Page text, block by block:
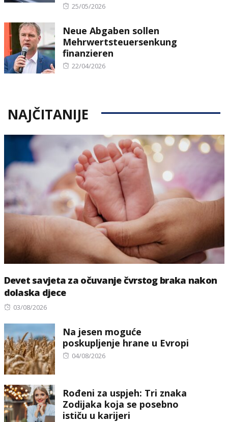
Posted
25/05/2026
Neue Abgaben sollen
Mehrwertsteuersenkung
finanzieren
Posted
22/04/2026
NAJČITANIJE
Devet savjeta za očuvanje čvrstog braka nakon
dolaska djece
Posted
03/08/2026
Na jesen moguće
poskupljenje hrane u Evropi
Posted
04/08/2026
Rođeni za uspjeh: Tri znaka
Zodijaka koja se posebno
ističu u karijeri